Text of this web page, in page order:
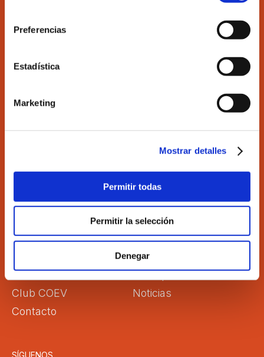
Preferencias
Estadística
Marketing
Mostrar detalles
Permitir todas
Permitir la selección
Denegar
Accede
C/Martí 4 -3ª 46005 Valencia
coev@coev.com
Directorio
Aula Virtual
Formación
Empleo
Correo Web
Transparencia
Club COEV
Noticias
Contacto
SÍGUENOS